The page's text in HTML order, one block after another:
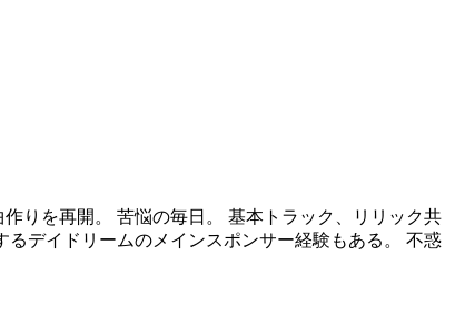
りを再開。 苦悩の毎日。 基本トラック、リリック共
デイドリームのメインスポンサー経験もある。 不惑